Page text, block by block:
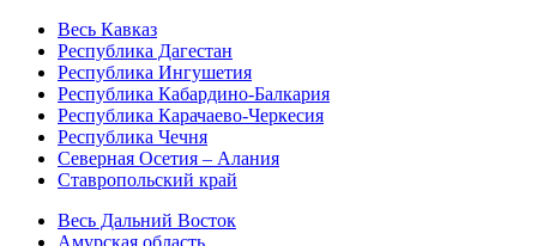
Весь Кавказ
Республика Дагестан
Республика Ингушетия
Республика Кабардино-Балкария
Республика Карачаево-Черкесия
Республика Чечня
Северная Осетия – Алания
Ставропольский край
Весь Дальний Восток
Амурская область